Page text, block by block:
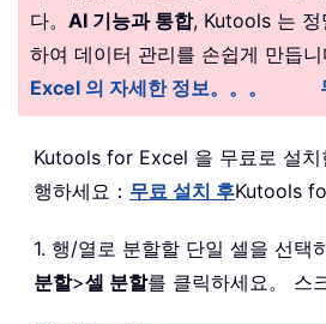
다。 AI 기능과 통합, Kutools 는 정
하여 데이터 관리를 손쉽게 만듭니
Excel 의 자세한 정보。。。
Kutools for Excel 을 무료로 설치
행하세요： 무료 설치 후Kutools
1. 행/열로 분할할 단일 셀을 선택
분할>셀 분할를 클릭하세요。 스